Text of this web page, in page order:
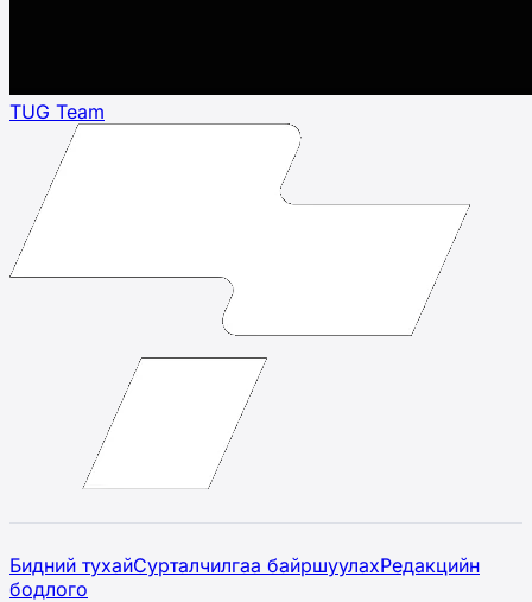
TUG Team
Бидний тухайСурталчилгаа байршуулахРедакцийн
бодлого